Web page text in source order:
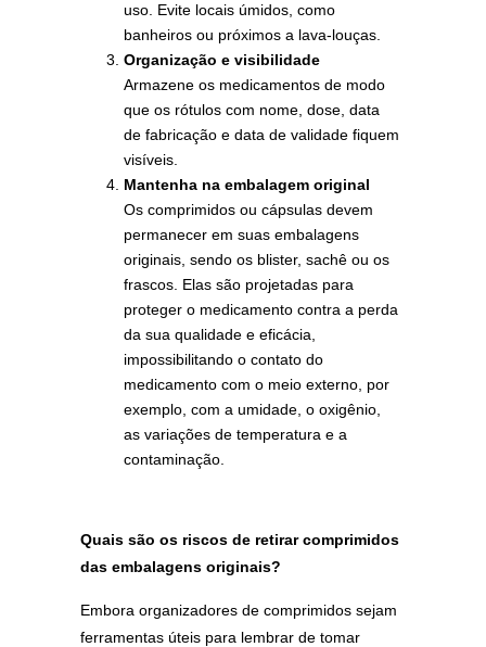
uso. Evite locais úmidos, como
banheiros ou próximos a lava‑louças.
Organização e visibilidade
Armazene os medicamentos de modo
que os rótulos com nome, dose, data
de fabricação e data de validade fiquem
visíveis.
Mantenha na embalagem original
Os comprimidos ou cápsulas devem
permanecer em suas embalagens
originais, sendo os blister, sachê ou os
frascos. Elas são projetadas para
proteger o medicamento contra a perda
da sua qualidade e eficácia,
impossibilitando o contato do
medicamento com o meio externo, por
exemplo, com a umidade, o oxigênio,
as variações de temperatura e a
contaminação.
Quais são os riscos de retirar comprimidos
das embalagens originais?
Embora organizadores de comprimidos sejam
ferramentas úteis para lembrar de tomar